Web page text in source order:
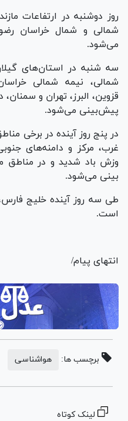
روز دوشنبه در ارتفاعات
شمالی و شمال خراسان
می‌شود.
سه شنبه در استان‌های
شمالی، نیمه شمالی
قزوین، البرز، تهران و
پیش‌بینی می‌شود.
در پنج روز آینده در برخی
غرب، مرکز و دامنه‌های
وزش باد شدید و در
بینی می‌شود.
طی سه روز آینده خلیج
است.
انتهای پیام/
برچسب ها: هواشناسی
لینک کوتاه